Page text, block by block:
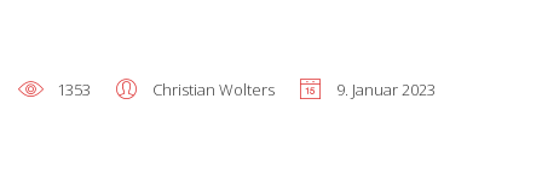
1353 Christian Wolters 9. Januar 2023